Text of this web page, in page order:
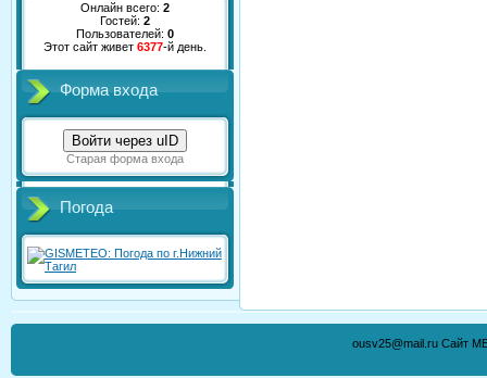
Онлайн всего: 2
Гостей: 2
Пользователей: 0
Этот сайт живет 6377-й день.
Форма входа
Войти через uID
Старая форма входа
Погода
ousv25@mail.ru Сайт